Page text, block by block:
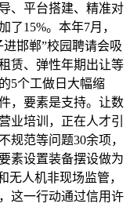
、平台搭建、精准对
15%。本年7月，
邯郸”校园聘请会吸
赁、弹性年期出让等
5个工做日大幅缩
，要素是支持。让数
业培训，正在人才引
规范等问题30余项，
素设置装备摆设做为
无人机非现场监管，
这一行动通过信用许